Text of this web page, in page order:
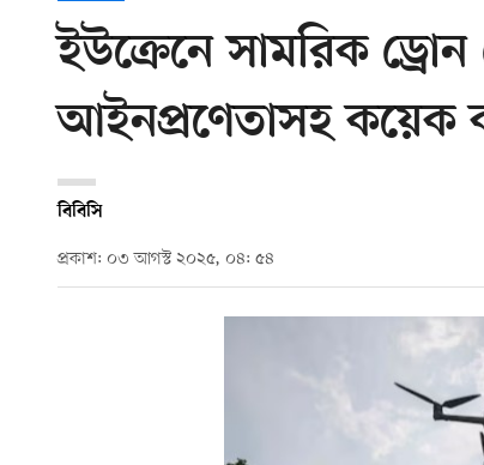
ইউক্রেনে সামরিক ড্রোন
আইনপ্রণেতাসহ কয়েক
বিবিসি
প্রকাশ: ০৩ আগস্ট ২০২৫, ০৪: ৫৪